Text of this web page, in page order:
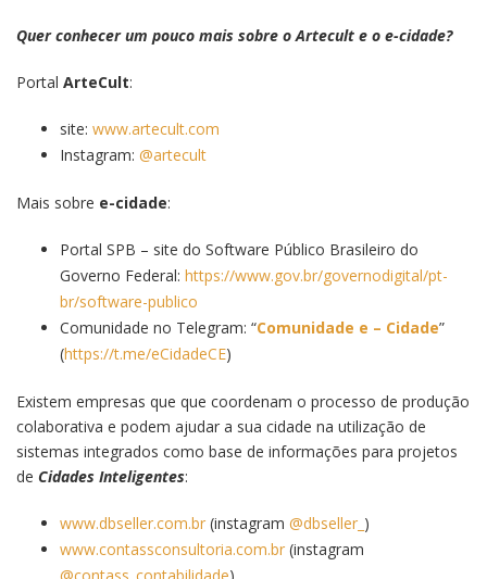
Quer conhecer um pouco mais sobre o Artecult e o e-cidade?
Portal ArteCult:
site: www.artecult.com
Instagram: @artecult
Mais sobre e-cidade:
Portal SPB – site do Software Público Brasileiro do
Governo Federal: https://www.gov.br/governodigital/pt-
br/software-publico
Comunidade no Telegram: “Comunidade e – Cidade”
(https://t.me/eCidadeCE)
Existem empresas que que coordenam o processo de produção
colaborativa e podem ajudar a sua cidade na utilização de
sistemas integrados como base de informações para projetos
de Cidades Inteligentes:
www.dbseller.com.br (instagram @dbseller_ )
www.contassconsultoria.com.br (instagram
@contass_contabilidade)